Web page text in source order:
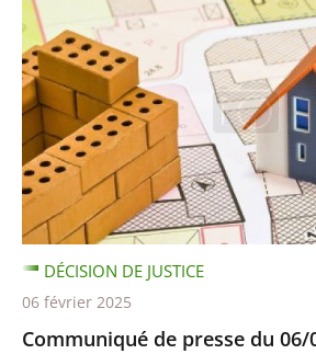
Communiqué de presse du 06/
DÉCISION DE JUSTICE
06 février 2025